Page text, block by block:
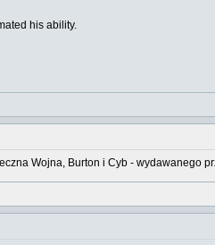
his ability.
Wojna, Burton i Cyb - wydawanego